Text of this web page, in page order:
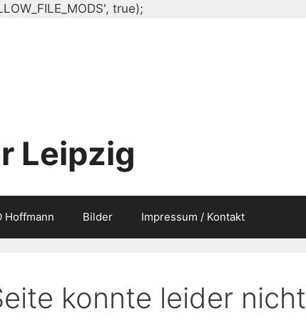
true);
Leipzig
Hoffmann Bilder Impressum / Kontakt
konnte leider nicht